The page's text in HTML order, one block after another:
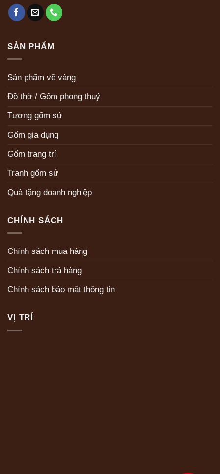
SẢN PHẨM
Sản phẩm vẽ vàng
Đồ thờ / Gốm phong thuỷ
Tượng gốm sứ
Gốm gia dụng
Gốm trang trí
Tranh gốm sứ
Quà tặng doanh nghiệp
CHÍNH SÁCH
Chính sách mua hàng
Chính sách trả hàng
Chính sách bảo mật thông tin
VỊ TRÍ